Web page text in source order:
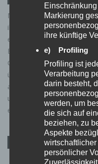
Manche unserer Links
ihr über diese einkauft,
euch bleibt der Preis
Empfehlung ändert das
Gadgets und Angebote
überzeugt sind. Zu
anderem das Amazon
unterstützt ihr unsere
euch. Vielen Dank!
AUCH INTERESSANT …
Markierung
ihre künftige
e) Profiling
Profiling ist
Verarbeitung
darin besteht,
werden, um
die sich auf
beziehen, zu
Aspekte
persönlicher